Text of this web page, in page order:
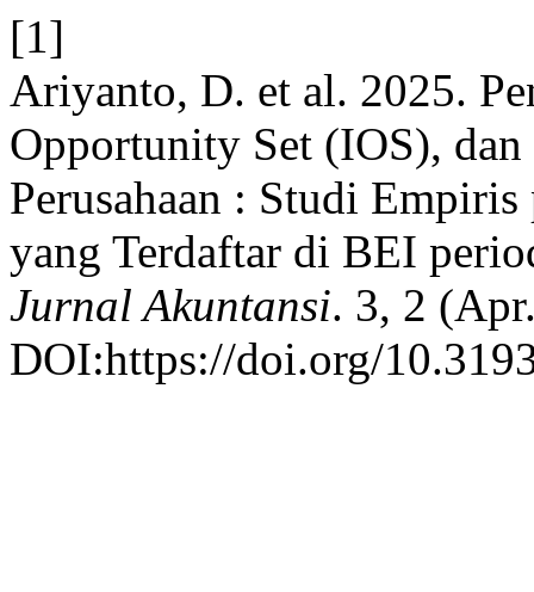
[1]
Ariyanto, D. et al. 2025.
Opportunity Set (IOS),
Perusahaan : Studi
yang Terdaftar di BEI
Jurnal Akuntansi. 3, 2
DOI:https://doi.org/